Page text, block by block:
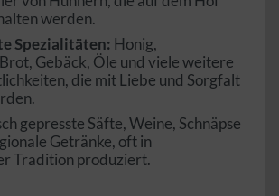
werden.
Spezialitäten: Honig,
Gebäck, Öle und viele weitere
die mit Liebe und Sorgfalt
gepresste Säfte, Weine, Schnäpse
Getränke, oft in
Tradition produziert.